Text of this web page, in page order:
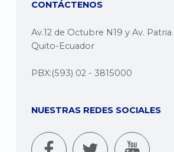
CONTÁCTENOS
Av.12 de Octubre N19 y Av. Patria
Quito-Ecuador
PBX:(593) 02 - 3815000
NUESTRAS REDES SOCIALES